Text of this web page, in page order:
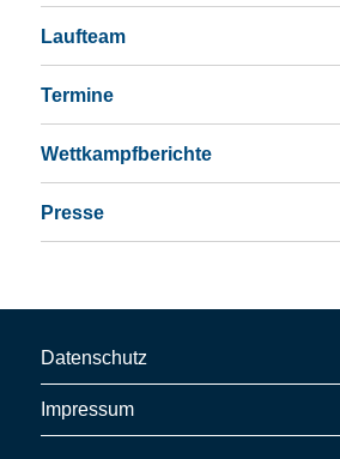
Laufteam
Termine
Wettkampfberichte
Presse
Datenschutz
Impressum